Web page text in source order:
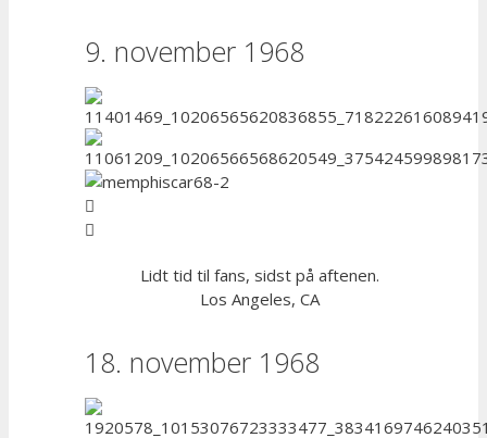
9. november 1968
Lidt tid til fans, sidst på aftenen.
Los Angeles, CA
18. november 1968